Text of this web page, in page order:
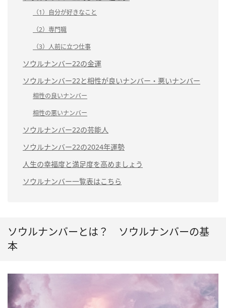
（1）自分が好きなこと
（2）専門職
（3）人前に立つ仕事
ソウルナンバー22の金運
ソウルナンバー22と相性が良いナンバー・悪いナンバー
相性の良いナンバー
相性の悪いナンバー
ソウルナンバー22の芸能人
ソウルナンバー22の2024年運勢
人生の幸福度と満足度を高めましょう
ソウルナンバー一覧表はこちら
ソウルナンバーとは？ ソウルナンバーの基
本